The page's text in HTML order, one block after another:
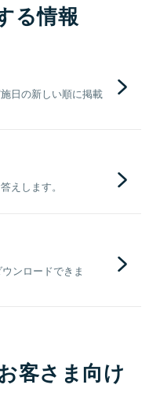
る情報
日の新しい順に掲載
えします。
ンロードできま
客さま向け